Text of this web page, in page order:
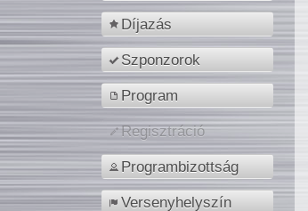
Díjazás
Szponzorok
Program
Regisztráció
Programbizottság
Versenyhelyszín